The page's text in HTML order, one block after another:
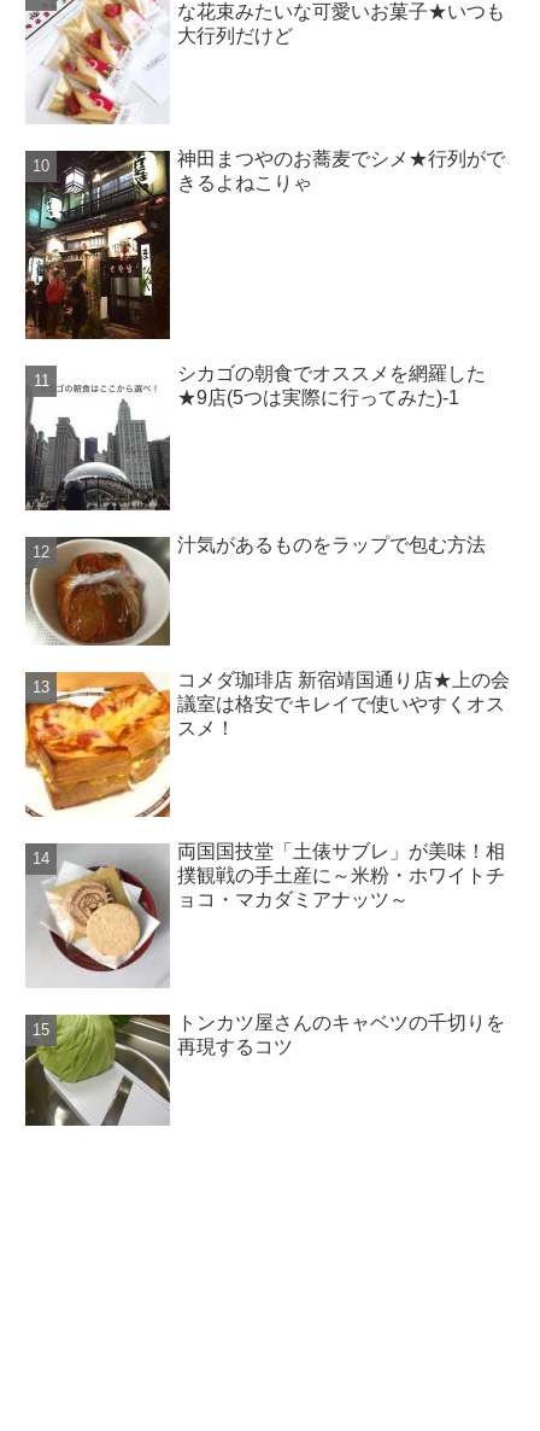
な花束みたいな可愛いお菓子★いつも
大行列だけど
神田まつやのお蕎麦でシメ★行列がで
きるよねこりゃ
シカゴの朝食でオススメを網羅した
★9店(5つは実際に行ってみた)-1
汁気があるものをラップで包む方法
コメダ珈琲店 新宿靖国通り店★上の会
議室は格安でキレイで使いやすくオス
スメ！
両国国技堂「土俵サブレ」が美味！相
撲観戦の手土産に～米粉・ホワイトチ
ョコ・マカダミアナッツ～
トンカツ屋さんのキャベツの千切りを
再現するコツ